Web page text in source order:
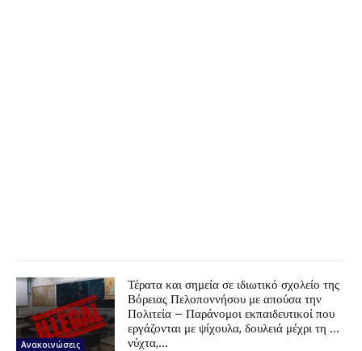
Ανακοινώσεις
Τέρατα και σημεία σε ιδιωτικό σχολείο της
Βόρειας Πελοποννήσου με απούσα την
Πολιτεία – Παράνομοι εκπαιδευτικοί που
εργάζονται με ψίχουλα, δουλειά μέχρι τη …
νύχτα,...